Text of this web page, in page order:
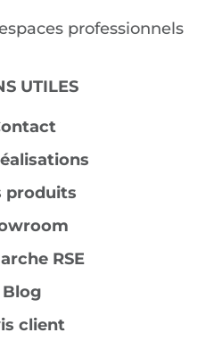
professionnels
UTILES
produits
RSE
Blog
client